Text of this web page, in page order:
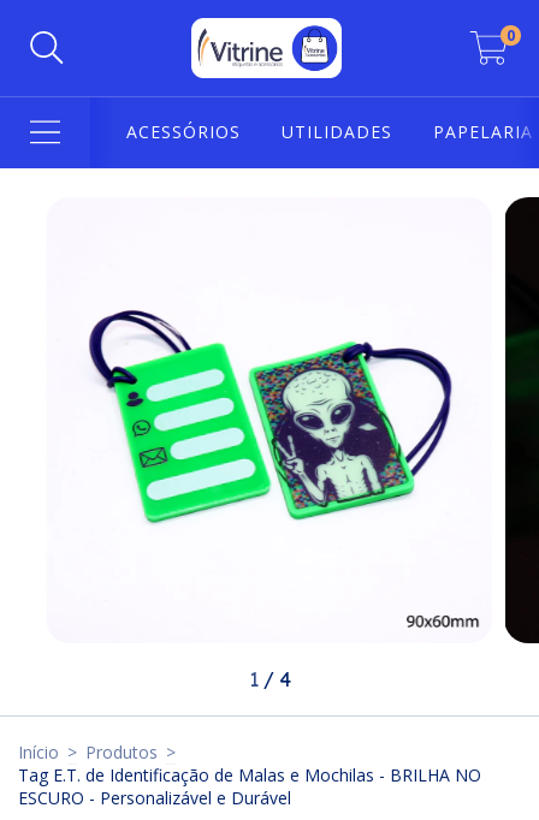
0
ACESSÓRIOS UTILIDADES PAPELARIA
1/ 4
Início > Produtos >
Tag E.T. de Identificação de Malas e Mochilas - BRILHA NO
ESCURO - Personalizável e Durável